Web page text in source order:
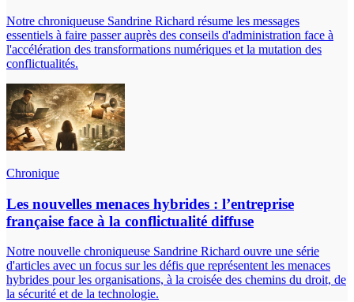
Notre chroniqueuse Sandrine Richard résume les messages
essentiels à faire passer auprès des conseils d'administration face à
l'accélération des transformations numériques et la mutation des
conflictualités.
Chronique
Les nouvelles menaces hybrides : l’entreprise
française face à la conflictualité diffuse
Notre nouvelle chroniqueuse Sandrine Richard ouvre une série
d'articles avec un focus sur les défis que représentent les menaces
hybrides pour les organisations, à la croisée des chemins du droit, de
la sécurité et de la technologie.